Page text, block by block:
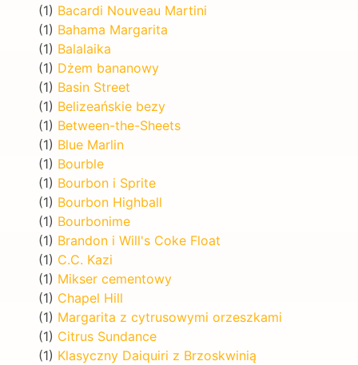
(1) Bacardi Nouveau Martini
(1) Bahama Margarita
(1) Balalaika
(1) Dżem bananowy
(1) Basin Street
(1) Belizeańskie bezy
(1) Between-the-Sheets
(1) Blue Marlin
(1) Bourble
(1) Bourbon i Sprite
(1) Bourbon Highball
(1) Bourbonime
(1) Brandon i Will's Coke Float
(1) C.C. Kazi
(1) Mikser cementowy
(1) Chapel Hill
(1) Margarita z cytrusowymi orzeszkami
(1) Citrus Sundance
(1) Klasyczny Daiquiri z Brzoskwinią